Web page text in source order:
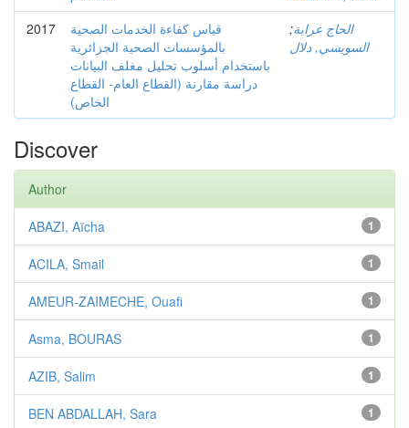
2017
قياس كفاءة الخدمات الصحية
بالمؤسسات الصحية الجزائرية
باستخدام أسلوب تحليل مغلف البيانات
دراسة مقارنة (القطاع العام- القطاع
الخاص)
الحاج عرابة;
السويسي, دلال
Discover
Author
1
ABAZI, Aïcha
1
ACILA, Smail
1
AMEUR-ZAIMECHE, Ouafi
1
Asma, BOURAS
1
AZIB, Salim
1
BEN ABDALLAH, Sara